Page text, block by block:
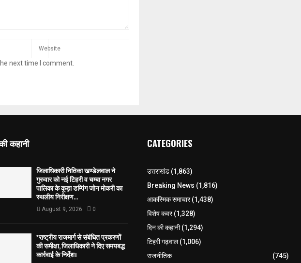
next time I comment.
कहानी
जिलाधिकारी नितिका खण्डेलवाल ने
गुरुवार को नई टिहरी व चम्बा नगर
पालिका के कूड़ा डम्पिंग जोन मोकरी का
स्थलीय निरीक्षण...
August 9, 2026 0
*राष्ट्रीय राजमार्ग से संबंधित प्रकरणों
की समीक्षा, जिलाधिकारी ने दिए समयबद्ध
कार्रवाई के निर्देश।
CATEGORIES
उत्तराखंड(1,863)
Breaking News (1,816)
आकस्मिक समाचार(1,438)
विशेष कवर(1,328)
दिन की कहानी(1,294)
टिहरी गढ़वाल(1,006)
राजनीतिक
(745)